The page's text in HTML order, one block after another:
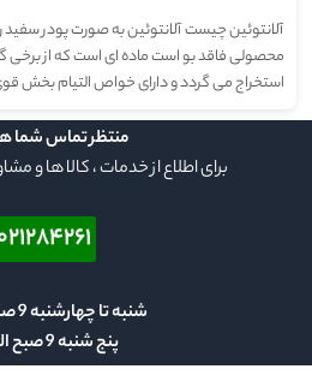
آلانتوئین چیست آلانتوئین به صورت پودر
محصولی فاقد بو است ماده ای است که از برخی
استخراج می گردد و دارای خواص التیام بخش
منتظر تماس شما
برای اطلاع از خدمات ، کالا ها و
شنبه تا چهارشنبه 9 صبح الی 16
پنج شنبه 9 صبح الی 13